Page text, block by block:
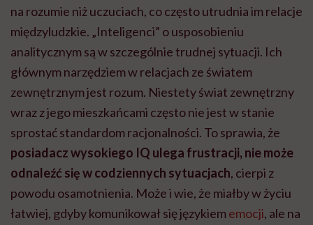
na rozumie niż uczuciach, co często utrudnia im relacje
międzyludzkie. „Inteligenci” o usposobieniu
analitycznym są w szczególnie trudnej sytuacji. Ich
głównym narzędziem w relacjach ze światem
zewnętrznym jest rozum. Niestety świat zewnętrzny
wraz z jego mieszkańcami często nie jest w stanie
sprostać standardom racjonalności. To sprawia, że
posiadacz wysokiego IQ ulega frustracji, nie może
odnaleźć się w codziennych sytuacjach, cierpi z
powodu osamotnienia. Może i wie, że miałby w życiu
łatwiej, gdyby komunikował się językiememocji, ale na